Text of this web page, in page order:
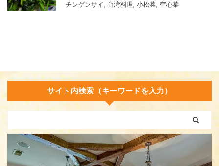
チンゲンサイ 台湾料理 小松菜 空心菜
サイト内検索（キーワードを入力）